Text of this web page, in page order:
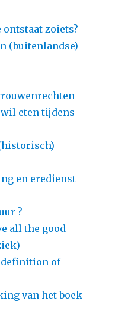
zoiets?
(buitenlandse)
eten tijdens
en eredienst
?
all the good
of
van het boek